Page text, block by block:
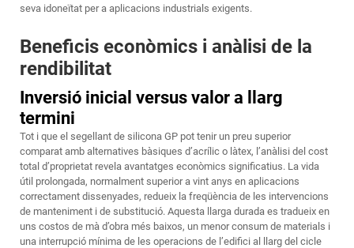
seva idoneïtat per a aplicacions industrials exigents.
Beneficis econòmics i anàlisi de la
rendibilitat
Inversió inicial versus valor a llarg
termini
Tot i que el segellant de silicona GP pot tenir un preu superior
comparat amb alternatives bàsiques d’acrílic o làtex, l’anàlisi del cost
total d’proprietat revela avantatges econòmics significatius. La vida
útil prolongada, normalment superior a vint anys en aplicacions
correctament dissenyades, redueix la freqüència de les intervencions
de manteniment i de substitució. Aquesta llarga durada es tradueix en
uns costos de mà d’obra més baixos, un menor consum de materials i
una interrupció mínima de les operacions de l’edifici al llarg del cicle